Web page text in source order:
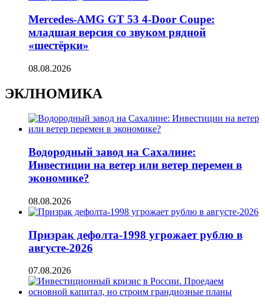
Mercedes-AMG GT 53 4-Door Coupe:
младшая версия со звуком рядной
«шестёрки»
08.08.2026
ЭКЛНОМИКА
Водородный завод на Сахалине:
Инвестиции на ветер или ветер перемен в
экономике?
08.08.2026
Призрак дефолта-1998 угрожает рублю в
августе-2026
07.08.2026